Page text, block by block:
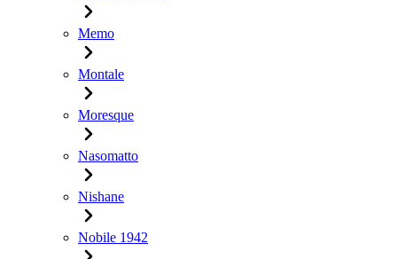
Memo
Montale
Moresque
Nasomatto
Nishane
Nobile 1942